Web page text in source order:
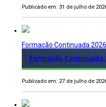
Publicado em: 31 de julho de
Formação Continuada 2026
Formação Continuada
Publicado em: 27 de julho de